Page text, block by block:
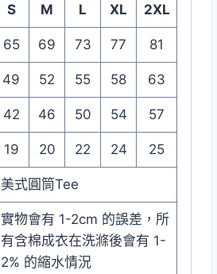
S M L XL 2XL
65 69 73 77 81
49 52 55 58 63
42 46 50 54 57
19 20 22 24 25
美式圓筒Tee
實物會有 1-2cm 的誤差，所
有含棉成衣在洗滌後會有 1-
2% 的縮水情況